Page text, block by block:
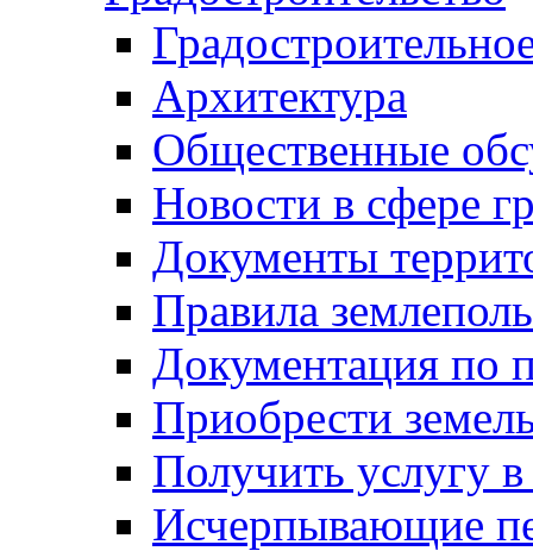
Архитектура
Общественные
Новости в сфере
Документы
Правила
Документация по
Приобрести
Получить услугу в
Исчерпывающие